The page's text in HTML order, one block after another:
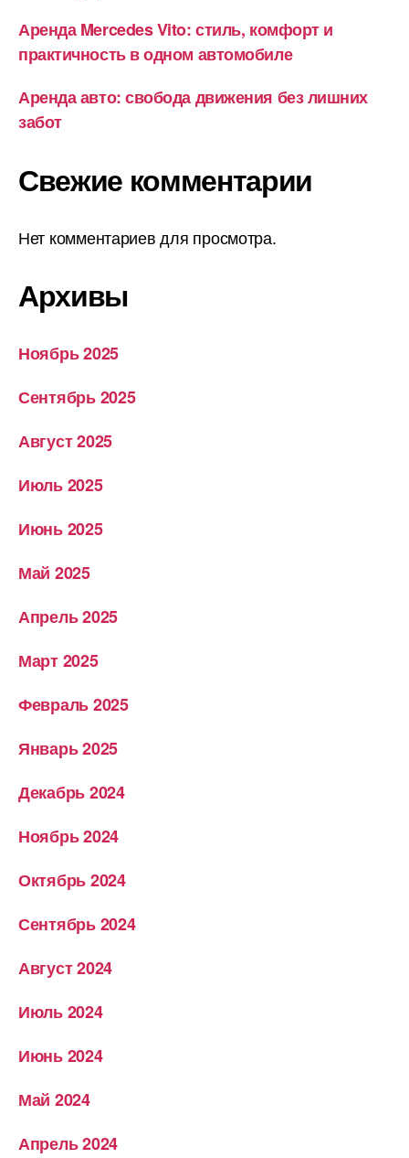
Аренда Mercedes Vito: стиль, комфорт и
практичность в одном автомобиле
Аренда авто: свобода движения без лишних
забот
Свежие комментарии
Нет комментариев для просмотра.
Архивы
Ноябрь 2025
Сентябрь 2025
Август 2025
Июль 2025
Июнь 2025
Май 2025
Апрель 2025
Март 2025
Февраль 2025
Январь 2025
Декабрь 2024
Ноябрь 2024
Октябрь 2024
Сентябрь 2024
Август 2024
Июль 2024
Июнь 2024
Май 2024
Апрель 2024